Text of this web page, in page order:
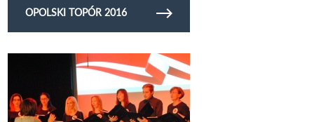
OPOLSKI TOPÓR 2016
Obejrzyj galerię zdjęć Obchody 11 listopada